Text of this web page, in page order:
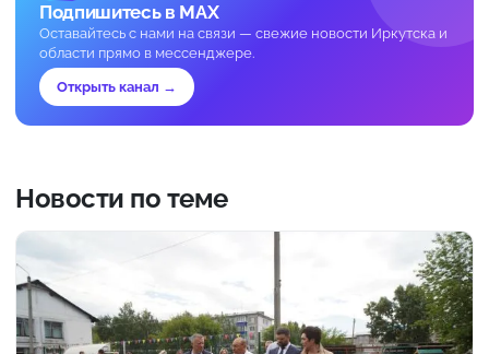
Подпишитесь в MAX
Оставайтесь с нами на связи — свежие новости Иркутска и
области прямо в мессенджере.
Открыть канал →
Новости по теме